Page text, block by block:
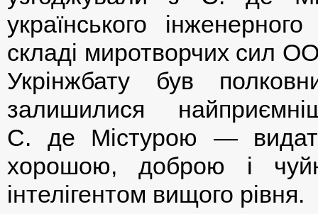
українського
складі миротворчих сил
Укрінжбату був
залишилися
С. де Містурою —
хорошою, доброю і
інтелігентом вищого рівня.